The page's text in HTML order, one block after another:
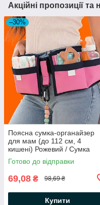
Акційні пропозиції та
–30%
Поясна сумка-органайзер
для мам (до 112 см, 4
кишені) Рожевий / Сумка
органайзер для мами /
Поясна сумка для мам
Готово до відправки
69,08 ₴ 98,69 ₴
Купити